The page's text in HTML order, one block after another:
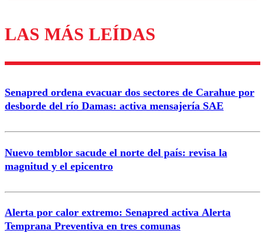
Los comentarios son moderados para garantizar un
diálogo respetuoso.
Correo
LAS MÁS LEÍDAS
Senapred ordena evacuar dos sectores de Carahue por
desborde del río Damas: activa mensajería SAE
Nuevo temblor sacude el norte del país: revisa la
magnitud y el epicentro
Alerta por calor extremo: Senapred activa Alerta
Temprana Preventiva en tres comunas